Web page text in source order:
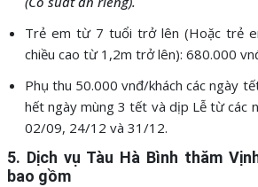
Trẻ em từ 7 tuổi trở lên (Hoặc trẻ
chiều cao từ 1,2m trở lên): 680.000
Phụ thu 50.000 vnđ/khách các ngày
hết ngày mùng 3 tết và dịp Lễ từ các
02/09, 24/12 và 31/12.
5. Dịch vụ Tàu Hà Bình thăm
bao gồm